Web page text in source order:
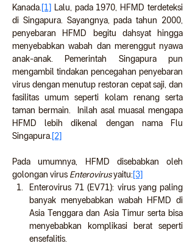
Kanada. [1] Lalu, pada 1970, HFMD terdeteksi
di Singapura. Sayangnya, pada tahun 2000,
penyebaran HFMD begitu dahsyat hingga
menyebabkan wabah dan merenggut nyawa
anak-anak. Pemerintah Singapura pun
mengambil tindakan pencegahan penyebaran
virus dengan menutup restoran cepat saji, dan
fasilitas umum seperti kolam renang serta
taman bermain.  Inilah asal muasal mengapa
HFMD lebih dikenal dengan nama Flu
Singapura. [2]
Pada umumnya, HFMD disebabkan oleh
golongan virus Enterovirus yaitu:[3]
Enterovirus 71 (EV71): virus yang paling
banyak menyebabkan wabah HFMD di
Asia Tenggara dan Asia Timur serta bisa
menyebabkan komplikasi berat seperti
ensefalitis.